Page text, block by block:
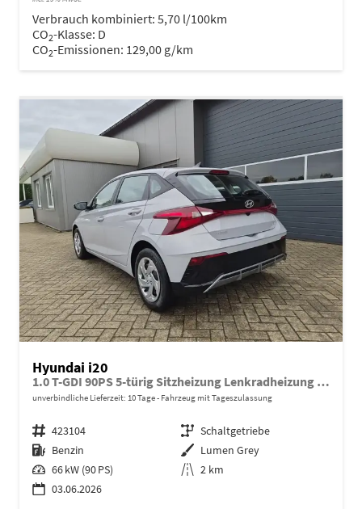
Verbrauch kombiniert: 5,70 l/100km
CO2-Klasse: D
CO2-Emissionen: 129,00 g/km
Hyundai i20
1.0 T-GDI 90PS 5-türig Sitzheizung Lenkradheizung Rückf.Kamera PDC Klima Apple CarPlay Android Auto Tempomat Touchscreen
unverbindliche Lieferzeit: 10 Tage Fahrzeug mit Tageszulassung
Fahrzeugnr. 423104 Getriebe Schaltgetriebe
Kraftstoff Benzin Außenfarbe Lumen Grey
Leistung 66 kW (90 PS) Kilometerstand 2 km
03.06.2026